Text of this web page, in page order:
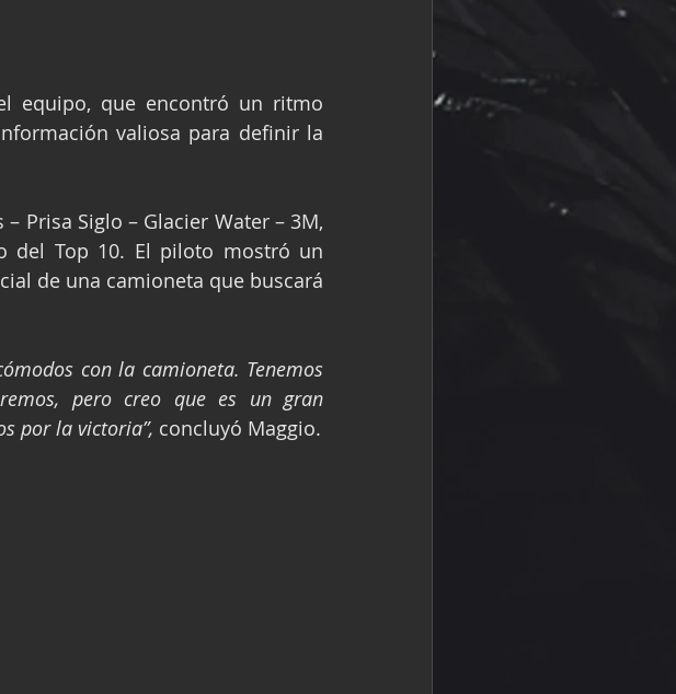
equipo, que encontró un ritmo
valiosa para definir la
– Prisa Siglo – Glacier Water – 3M,
del Top 10. El piloto mostró un
de una camioneta que buscará
con la camioneta. Tenemos
pero creo que es un gran
por la victoria”, concluyó Maggio.